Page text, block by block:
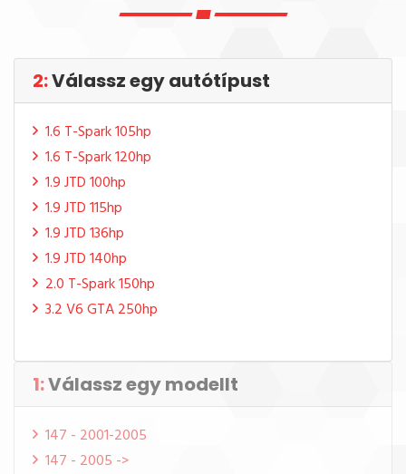
1:Válassz egy modellt
147 - 2001-2005
147 - 2005 ->
2:Válassz egy autótípust
1.6 T-Spark 105hp
1.6 T-Spark 120hp
1.9 JTD 100hp
1.9 JTD 115hp
1.9 JTD 136hp
1.9 JTD 140hp
2.0 T-Spark 150hp
3.2 V6 GTA 250hp